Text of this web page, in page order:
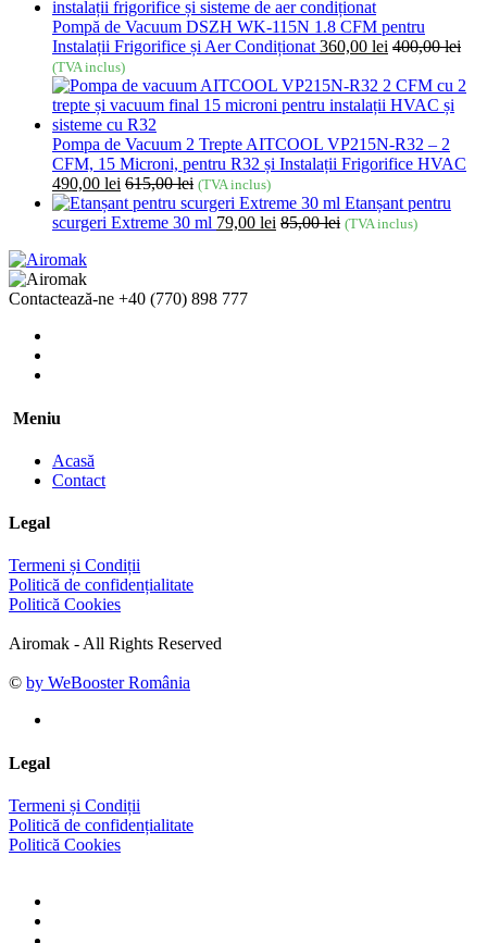
Pompă de Vacuum DSZH WK-115N 1.8 CFM pentru
Instalații Frigorifice și Aer Condiționat 360,00 lei 400,00lei
(TVA inclus)
Pompa de Vacuum 2 Trepte AITCOOL VP215N-R32 – 2
CFM, 15 Microni, pentru R32 și Instalații Frigorifice HVAC
490,00 lei 615,00lei (TVA inclus)
Etanșant pentru
scurgeri Extreme 30 ml 79,00 lei 85,00lei (TVA inclus)
Contactează-ne +40 (770) 898 777
Meniu
Acasă
Contact
Legal
Termeni și Condiții
Politică de confidențialitate
Politică Cookies
Airomak - All Rights Reserved
© by WeBooster România
Legal
Termeni și Condiții
Politică de confidențialitate
Politică Cookies